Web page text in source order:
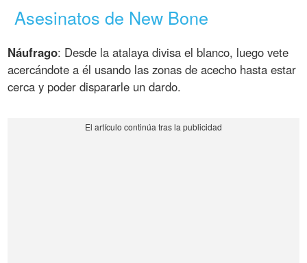
Asesinatos de New Bone
Náufrago: Desde la atalaya divisa el blanco, luego vete
acercándote a él usando las zonas de acecho hasta estar
cerca y poder dispararle un dardo.